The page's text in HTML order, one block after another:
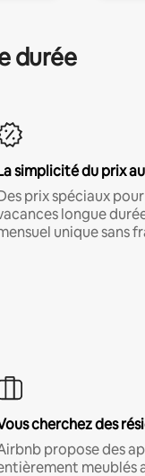
durée
simplicité du prix
prix spéciaux
longue
unique sans
cherchez des
propose des
meublés